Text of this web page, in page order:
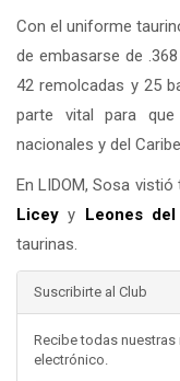
Con el uniforme
de embasarse de
42 remolcadas y 25
parte vital para
nacionales y del
En LIDOM, Sosa
Licey y Leones del
taurinas.
Suscribirte al Club
Recibe todas
electrónico.